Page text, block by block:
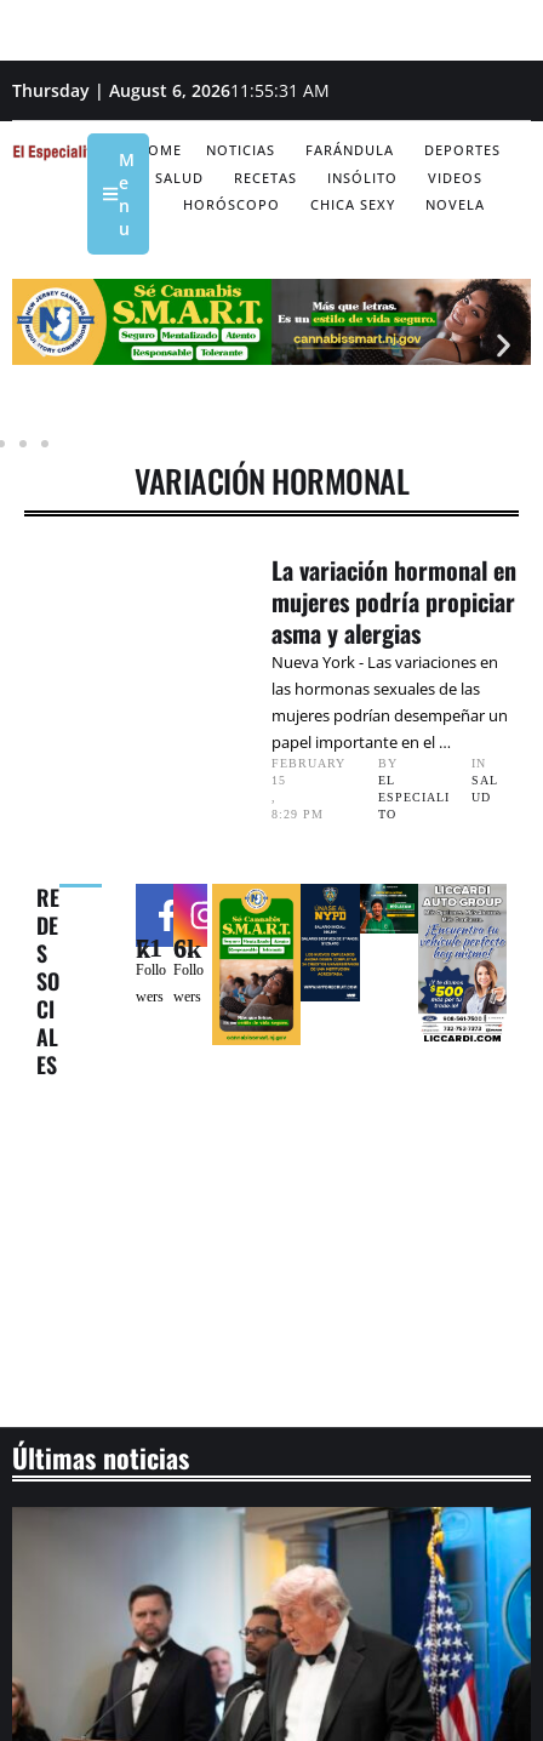
Thursday | August 6, 202611:55:31 AM
HOME NOTICIAS FARÁNDULA
DEPORTES
SALUD
RECETAS INSÓLITO
VIDEOS
HORÓSCOPO
CHICA SEXY NOVELA
M
e
n
u
VARIACIÓN HORMONAL
La variación hormonal en
mujeres podría propiciar
asma y alergias
Nueva York - Las variaciones en
las hormonas sexuales de las
mujeres podrían desempeñar un
papel importante en el …
FEBRUARY
15
,
8:29 PM
BY
EL
ESPECIALI
TO
IN
SAL
UD
RE
DE
S
SO
CI
AL
ES
71k
Follo
wers
6.6k
Follo
wers
Últimas noticias